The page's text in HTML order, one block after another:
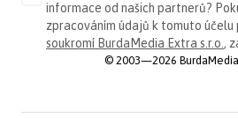
informace od našich partnerů?
zpracováním údajů k tomuto účelu
soukromí BurdaMedia Extra s.r.o.,
© 2003—2026 BurdaMedia